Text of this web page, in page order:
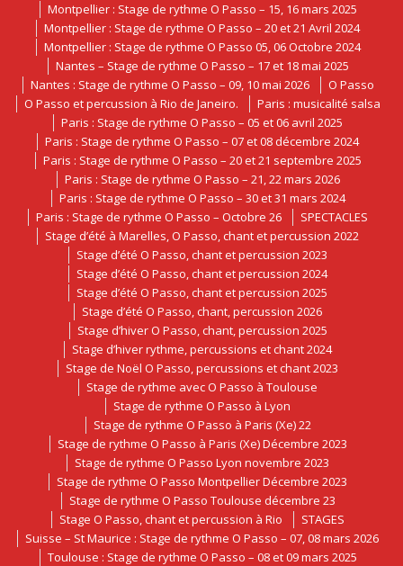
Montpellier : Stage de rythme O Passo – 15, 16 mars 2025
Montpellier : Stage de rythme O Passo – 20 et 21 Avril 2024
Montpellier : Stage de rythme O Passo 05, 06 Octobre 2024
Nantes – Stage de rythme O Passo – 17 et 18 mai 2025
Nantes : Stage de rythme O Passo – 09, 10 mai 2026
O Passo
O Passo et percussion à Rio de Janeiro.
Paris : musicalité salsa
Paris : Stage de rythme O Passo – 05 et 06 avril 2025
Paris : Stage de rythme O Passo – 07 et 08 décembre 2024
Paris : Stage de rythme O Passo – 20 et 21 septembre 2025
Paris : Stage de rythme O Passo – 21, 22 mars 2026
Paris : Stage de rythme O Passo – 30 et 31 mars 2024
Paris : Stage de rythme O Passo – Octobre 26
SPECTACLES
Stage d’été à Marelles, O Passo, chant et percussion 2022
Stage d’été O Passo, chant et percussion 2023
Stage d’été O Passo, chant et percussion 2024
Stage d’été O Passo, chant et percussion 2025
Stage d’été O Passo, chant, percussion 2026
Stage d’hiver O Passo, chant, percussion 2025
Stage d’hiver rythme, percussions et chant 2024
Stage de Noël O Passo, percussions et chant 2023
Stage de rythme avec O Passo à Toulouse
Stage de rythme O Passo à Lyon
Stage de rythme O Passo à Paris (Xe) 22
Stage de rythme O Passo à Paris (Xe) Décembre 2023
Stage de rythme O Passo Lyon novembre 2023
Stage de rythme O Passo Montpellier Décembre 2023
Stage de rythme O Passo Toulouse décembre 23
Stage O Passo, chant et percussion à Rio
STAGES
Suisse – St Maurice : Stage de rythme O Passo – 07, 08 mars 2026
Toulouse : Stage de rythme O Passo – 08 et 09 mars 2025